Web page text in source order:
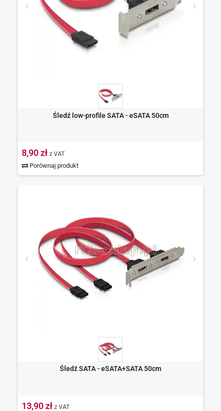
Śledź low-profile SATA - eSATA 50cm
8,90 zł z VAT
Porównaj produkt
Śledź SATA - eSATA+SATA 50cm
13,90 zł z VAT